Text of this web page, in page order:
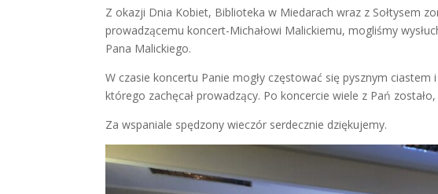
Z okazji Dnia Kobiet, Biblioteka w Miedarach wraz z Sołtysem
prowadzącemu koncert-Michałowi Malickiemu, mogliśmy
Pana Malickiego.
W czasie koncertu Panie mogły częstować się pysznym
którego zachęcał prowadzący. Po koncercie wiele z Pań
Za wspaniale spędzony wieczór serdecznie dziękujemy.